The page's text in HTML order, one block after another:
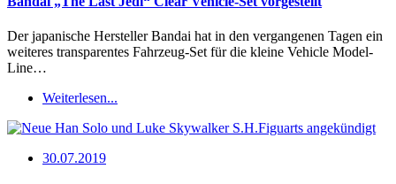
Der japanische Hersteller Bandai hat in den vergangenen Tagen ein
weiteres transparentes Fahrzeug-Set für die kleine Vehicle Model-
Line…
Weiterlesen...
30.07.2019